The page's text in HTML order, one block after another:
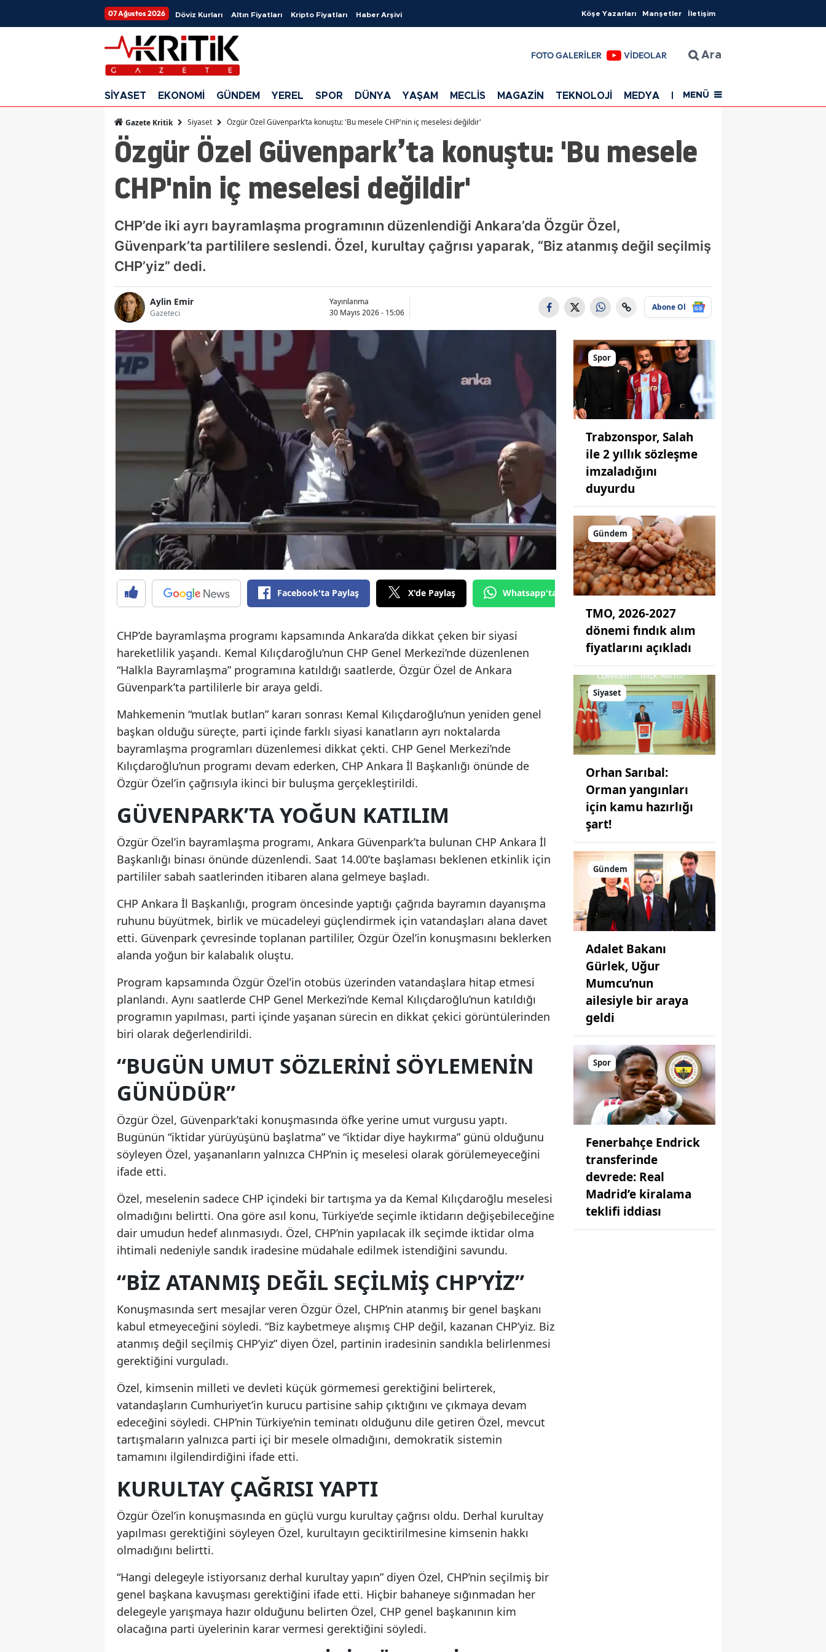
07 Ağustos 2026 Döviz Kurları Altın Fiyatları Kripto Fiyatları Haber Arşivi Köşe Yazarları Manşetler İletişim
FOTO GALERİLER VİDEOLAR Ara
SİYASET EKONOMİ GÜNDEM YEREL SPOR DÜNYA YAŞAM MECLİS MAGAZİN TEKNOLOJİ MEDYA EĞİTİM SAĞLIK
MENÜ
Gazete Kritik Siyaset Özgür Özel Güvenpark’ta konuştu: 'Bu mesele CHP'nin iç meselesi değildir'
Özgür Özel Güvenpark’ta konuştu: 'Bu mesele
CHP'nin iç meselesi değildir'
CHP’de iki ayrı bayramlaşma programının düzenlendiği Ankara’da Özgür Özel,
Güvenpark’ta partililere seslendi. Özel, kurultay çağrısı yaparak, “Biz atanmış değil seçilmiş
CHP’yiz” dedi.
Aylin Emir
Gazeteci
Yayınlanma
30 Mayıs 2026 - 15:06
Abone Ol
Facebook'ta Paylaş X'de Paylaş Whatsapp'tan Gönder
CHP’de bayramlaşma programı kapsamında Ankara’da dikkat çeken bir siyasi
hareketlilik yaşandı. Kemal Kılıçdaroğlu’nun CHP Genel Merkezi’nde düzenlenen
“Halkla Bayramlaşma” programına katıldığı saatlerde, Özgür Özel de Ankara
Güvenpark’ta partililerle bir araya geldi.
Mahkemenin “mutlak butlan” kararı sonrası Kemal Kılıçdaroğlu’nun yeniden genel
başkan olduğu süreçte, parti içinde farklı siyasi kanatların ayrı noktalarda
bayramlaşma programları düzenlemesi dikkat çekti. CHP Genel Merkezi’nde
Kılıçdaroğlu’nun programı devam ederken, CHP Ankara İl Başkanlığı önünde de
Özgür Özel’in çağrısıyla ikinci bir buluşma gerçekleştirildi.
GÜVENPARK’TA YOĞUN KATILIM
Özgür Özel’in bayramlaşma programı, Ankara Güvenpark’ta bulunan CHP Ankara İl
Başkanlığı binası önünde düzenlendi. Saat 14.00’te başlaması beklenen etkinlik için
partililer sabah saatlerinden itibaren alana gelmeye başladı.
CHP Ankara İl Başkanlığı, program öncesinde yaptığı çağrıda bayramın dayanışma
ruhunu büyütmek, birlik ve mücadeleyi güçlendirmek için vatandaşları alana davet
etti. Güvenpark çevresinde toplanan partililer, Özgür Özel’in konuşmasını beklerken
alanda yoğun bir kalabalık oluştu.
Program kapsamında Özgür Özel’in otobüs üzerinden vatandaşlara hitap etmesi
planlandı. Aynı saatlerde CHP Genel Merkezi’nde Kemal Kılıçdaroğlu’nun katıldığı
programın yapılması, parti içinde yaşanan sürecin en dikkat çekici görüntülerinden
biri olarak değerlendirildi.
“BUGÜN UMUT SÖZLERINI SÖYLEMENIN
GÜNÜDÜR”
Özgür Özel, Güvenpark’taki konuşmasında öfke yerine umut vurgusu yaptı.
Bugünün “iktidar yürüyüşünü başlatma” ve “iktidar diye haykırma” günü olduğunu
söyleyen Özel, yaşananların yalnızca CHP’nin iç meselesi olarak görülemeyeceğini
ifade etti.
Özel, meselenin sadece CHP içindeki bir tartışma ya da Kemal Kılıçdaroğlu meselesi
olmadığını belirtti. Ona göre asıl konu, Türkiye’de seçimle iktidarın değişebileceğine
dair umudun hedef alınmasıydı. Özel, CHP’nin yapılacak ilk seçimde iktidar olma
ihtimali nedeniyle sandık iradesine müdahale edilmek istendiğini savundu.
“BIZ ATANMIŞ DEĞIL SEÇILMIŞ CHP’YIZ”
Konuşmasında sert mesajlar veren Özgür Özel, CHP’nin atanmış bir genel başkanı
kabul etmeyeceğini söyledi. “Biz kaybetmeye alışmış CHP değil, kazanan CHP’yiz. Biz
atanmış değil seçilmiş CHP’yiz” diyen Özel, partinin iradesinin sandıkla belirlenmesi
gerektiğini vurguladı.
Özel, kimsenin milleti ve devleti küçük görmemesi gerektiğini belirterek,
vatandaşların Cumhuriyet’in kurucu partisine sahip çıktığını ve çıkmaya devam
edeceğini söyledi. CHP’nin Türkiye’nin teminatı olduğunu dile getiren Özel, mevcut
tartışmaların yalnızca parti içi bir mesele olmadığını, demokratik sistemin
tamamını ilgilendirdiğini ifade etti.
KURULTAY ÇAĞRISI YAPTI
Özgür Özel’in konuşmasında en güçlü vurgu kurultay çağrısı oldu. Derhal kurultay
yapılması gerektiğini söyleyen Özel, kurultayın geciktirilmesine kimsenin hakkı
olmadığını belirtti.
“Hangi delegeyle istiyorsanız derhal kurultay yapın” diyen Özel, CHP’nin seçilmiş bir
genel başkana kavuşması gerektiğini ifade etti. Hiçbir bahaneye sığınmadan her
delegeyle yarışmaya hazır olduğunu belirten Özel, CHP genel başkanının kim
olacağına parti üyelerinin karar vermesi gerektiğini söyledi.
Spor
Trabzonspor, Salah
ile 2 yıllık sözleşme
imzaladığını
duyurdu
Gündem
TMO, 2026-2027
dönemi fındık alım
fiyatlarını açıkladı
Siyaset
Orhan Sarıbal:
Orman yangınları
için kamu hazırlığı
şart!
Gündem
Adalet Bakanı
Gürlek, Uğur
Mumcu’nun
ailesiyle bir araya
geldi
Spor
Fenerbahçe Endrick
transferinde
devrede: Real
Madrid’e kiralama
teklifi iddiası